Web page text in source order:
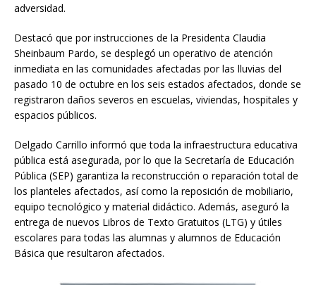
adversidad.
Destacó que por instrucciones de la Presidenta Claudia
Sheinbaum Pardo, se desplegó un operativo de atención
inmediata en las comunidades afectadas por las lluvias del
pasado 10 de octubre en los seis estados afectados, donde se
registraron daños severos en escuelas, viviendas, hospitales y
espacios públicos.
Delgado Carrillo informó que toda la infraestructura educativa
pública está asegurada, por lo que la Secretaría de Educación
Pública (SEP) garantiza la reconstrucción o reparación total de
los planteles afectados, así como la reposición de mobiliario,
equipo tecnológico y material didáctico. Además, aseguró la
entrega de nuevos Libros de Texto Gratuitos (LTG) y útiles
escolares para todas las alumnas y alumnos de Educación
Básica que resultaron afectados.